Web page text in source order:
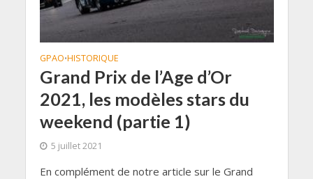
GPAO•HISTORIQUE
Grand Prix de l’Age d’Or
2021, les modèles stars du
weekend (partie 1)
5 juillet 2021
En complément de notre article sur le Grand